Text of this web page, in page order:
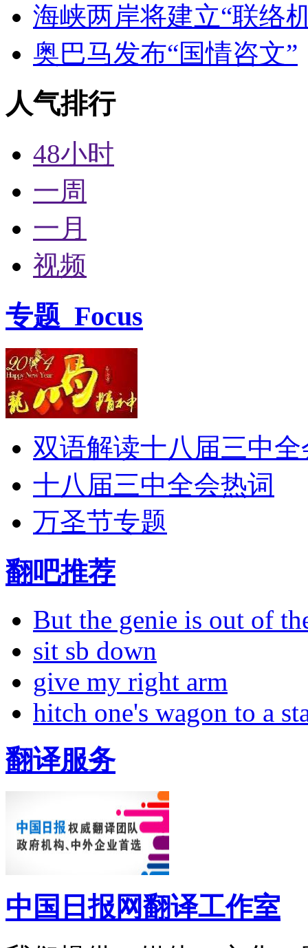
海峡两岸将建立“联络
奥巴马发布“国情咨文”
人气排行
48小时
一周
一月
视频
专题 Focus
双语解读十八届三中全
十八届三中全会热词
万圣节专题
翻吧推荐
But the genie is out of
sit sb down
give my right arm
hitch one's wagon to a
翻译服务
中国日报网翻译工作室